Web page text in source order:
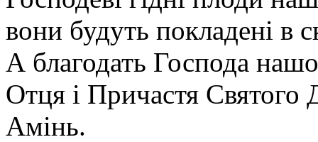
вони будуть покладені в
А благодать Господа
Отця і Причастя Святого
Амінь.